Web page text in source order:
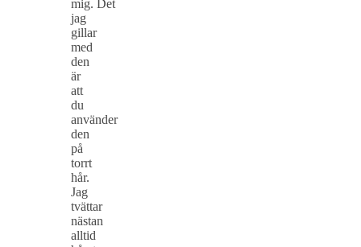
mig. Det
jag
gillar
med
den
är
att
du
använder
den
på
torrt
hår.
Jag
tvättar
nästan
alltid